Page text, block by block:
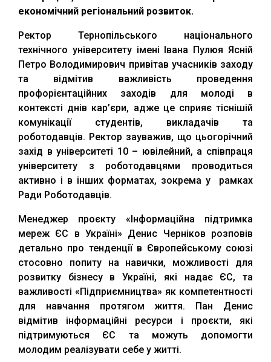
економічний регіональний розвиток.
Ректор Тернопільського національного
технічного університету імені Івана Пулюя Ясній
Петро Володимирович привітав учасників заходу
та відмітив важливість проведення
профорієнтаційних заходів для молоді в
контексті днів кар’єри, адже це сприяє тіснішій
комунікації студентів, викладачів та
роботодавців. Ректор зауважив, що цьогорічний
захід в університеті 10 – ювілейний, а співпраця
університету з роботодавцями проводиться
активно і в інших форматах, зокрема у рамках
Ради Роботодавців.
Менеджер проєкту «Інформаційна підтримка
мереж ЄС в Україні» Денис Черніков розповів
детально про тенденції в Європейському союзі
стосовно попиту на навички, можливості для
розвитку бізнесу в Україні, які надає ЄС, та
важливості «Підприємництва» як компетентності
для навчання протягом життя. Пан Денис
відмітив інформаційні ресурси і проєкти, які
підтримуються ЄС та можуть допомогти
молодим реалізувати себе у житті.